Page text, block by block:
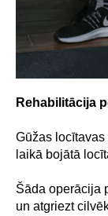
Rehabilitācija
Gūžas
laikā bojātā
Šāda operācija
un atgriezt